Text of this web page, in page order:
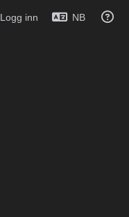
Logg inn NB